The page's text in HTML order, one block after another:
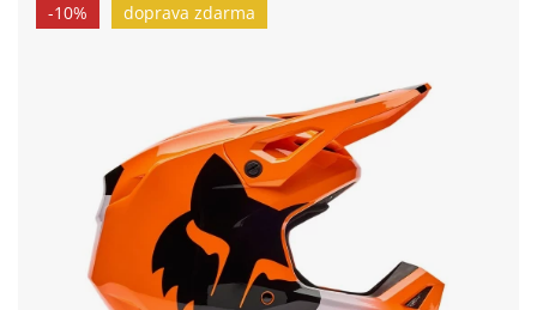
-10% doprava zdarma